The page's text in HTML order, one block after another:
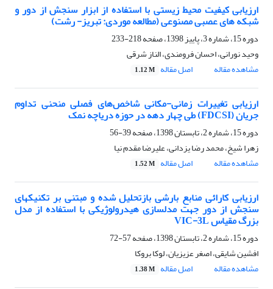
ارزیابی کیفیت محیط زیستی با استفاده از ابزار سنجش از دور و
شبکه های عصبی مصنوعی (مطالعه موردی: تبریز- رشت)
دوره 15، شماره 3، پاییز 1398، صفحه
218-233
وحید نورانی، احسان فرومندی، الناز شرقی
مشاهده مقاله
اصل مقاله 1.12 M
ارزیابی تغییرات زمانی-مکانی شاخص‌های فصلی منحنی تداوم
جریان (FDCSI) طی چهار دهه در حوزه دریاچه نمک
دوره 15، شماره 2، تابستان 1398، صفحه
39-56
زهرا شیخ، محمد رضا یزدانی، علیرضا مقدم نیا
مشاهده مقاله
اصل مقاله 1.52 M
ارزیابی کارائی منابع بارشی بازتحلیل شده و مبتنی بر تکنیکهای
سنجش از دور جهت مدلسازی هیدرولوژیکی با استفاده از مدل
بزرگ مقیاس VIC-3L
دوره 15، شماره 2، تابستان 1398، صفحه
57-72
افشین شایقی، اصغر عزیزیان، لوکا بروکا
مشاهده مقاله
اصل مقاله 1.38 M